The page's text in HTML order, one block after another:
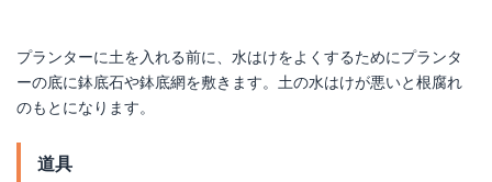
プランターに土を入れる前に、水はけをよくするためにプランタ
ーの底に鉢底石や鉢底網を敷きます。土の水はけが悪いと根腐れ
のもとになります。
道具